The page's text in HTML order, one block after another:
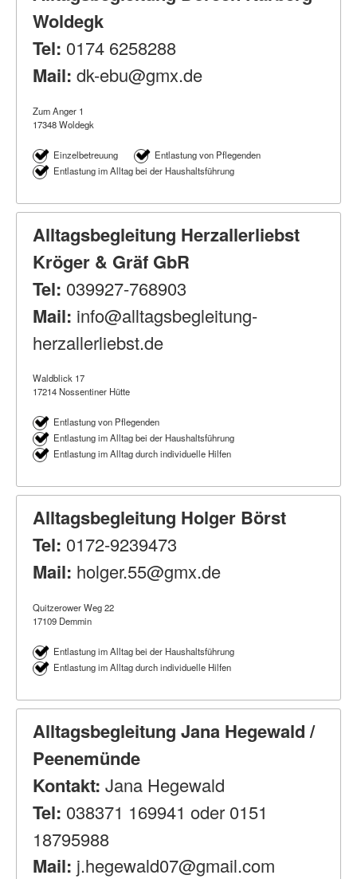
Woldegk
Tel: 0174 6258288
Mail: dk-ebu@gmx.de
Zum Anger 1
17348 Woldegk
Einzelbetreuung
Entlastung von Pflegenden
Entlastung im Alltag bei der Haushaltsführung
Alltagsbegleitung Herzallerliebst
Kröger & Gräf GbR
Tel: 039927-768903
Mail: info@alltagsbegleitung-
herzallerliebst.de
Waldblick 17
17214 Nossentiner Hütte
Entlastung von Pflegenden
Entlastung im Alltag bei der Haushaltsführung
Entlastung im Alltag durch individuelle Hilfen
Alltagsbegleitung Holger Börst
Tel: 0172-9239473
Mail: holger.55@gmx.de
Quitzerower Weg 22
17109 Demmin
Entlastung im Alltag bei der Haushaltsführung
Entlastung im Alltag durch individuelle Hilfen
Alltagsbegleitung Jana Hegewald /
Peenemünde
Kontakt: Jana Hegewald
Tel: 038371 169941 oder 0151
18795988
Mail: j.hegewald07@gmail.com